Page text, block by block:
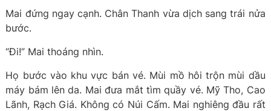
Mai đứng ngay cạnh. Chân Thanh vừa dịch sang trái nửa
bước.
“Đi!” Mai thoáng nhìn.
Họ bước vào khu vực bán vé. Mùi mồ hôi trộn mùi dầu
máy bám lên da. Mai đưa mắt tìm quầy vé. Mỹ Tho, Cao
Lãnh, Rạch Giá. Không có Núi Cấm. Mai nghiêng đầu rất